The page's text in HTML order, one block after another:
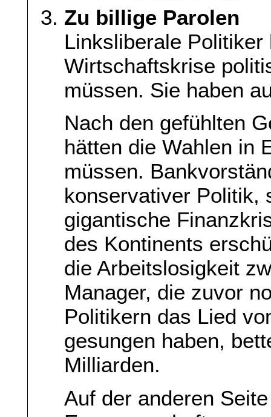
Zu billige Parolen
Linksliberale Politiker
Wirtschaftskrise
müssen. Sie haben
Nach den gefühlten
hätten die Wahlen in
müssen.
konservativer Politik,
gigantische
des Kontinents
die Arbeitslosigkeit
Manager, die zuvor
Politikern das Lied
gesungen haben,
Milliarden.
Auf der anderen